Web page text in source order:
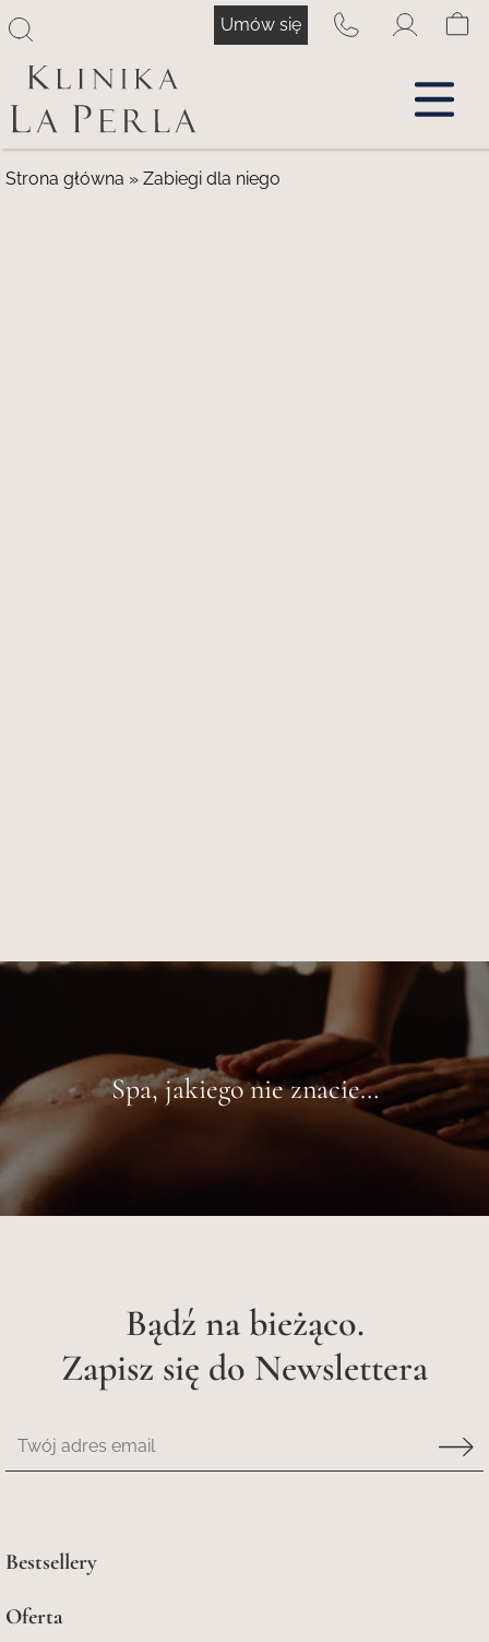
do
treści
Umów się
Strona główna » Zabiegi dla niego
Spa, jakiego nie znacie…
Bądź na bieżąco.
Zapisz się do Newslettera
Bestsellery
Oferta